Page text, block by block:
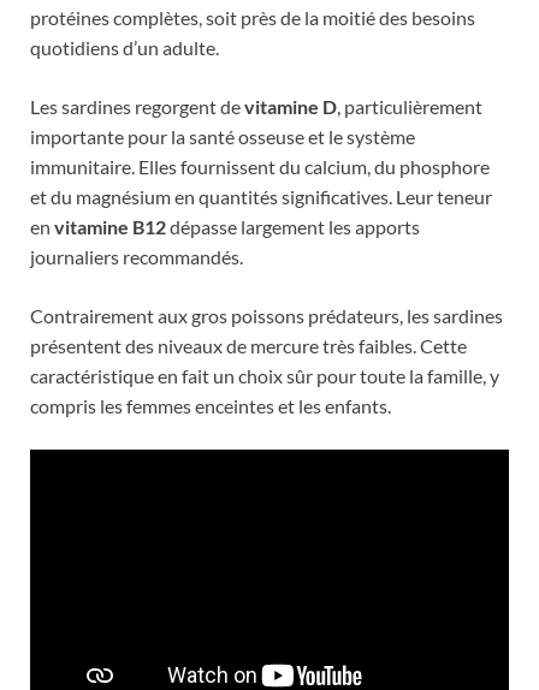
protéines complètes, soit près de la moitié des besoins
quotidiens d’un adulte.
Les sardines regorgent devitamine D, particulièrement
importante pour la santé osseuse et le système
immunitaire. Elles fournissent du calcium, du phosphore
et du magnésium en quantités significatives. Leur teneur
en vitamine B12dépasse largement les apports
journaliers recommandés.
Contrairement aux gros poissons prédateurs, les sardines
présentent des niveaux de mercure très faibles. Cette
caractéristique en fait un choix sûr pour toute la famille, y
compris les femmes enceintes et les enfants.